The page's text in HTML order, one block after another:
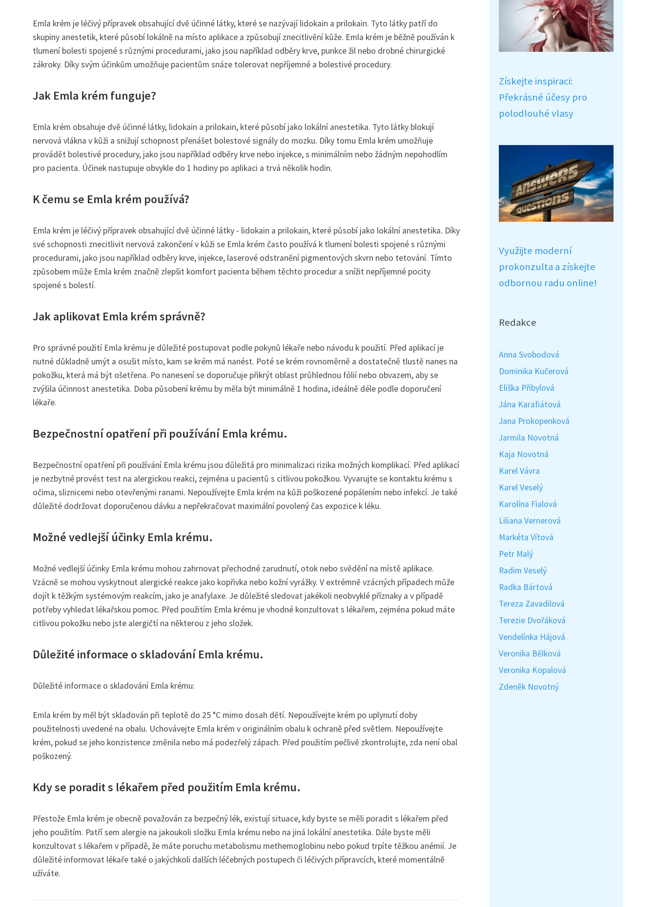
Emla krém je léčivý přípravek obsahující dvě účinné látky, které se nazývají lidokain a prilokain. Tyto látky patří do
skupiny anestetik, které působí lokálně na místo aplikace a způsobují znecitlivění kůže. Emla krém je běžně používán k
tlumení bolesti spojené s různými procedurami, jako jsou například odběry krve, punkce žil nebo drobné chirurgické
zákroky. Díky svým účinkům umožňuje pacientům snáze tolerovat nepříjemné a bolestivé procedury.
Jak Emla krém funguje?
Emla krém obsahuje dvě účinné látky, lidokain a prilokain, které působí jako lokální anestetika. Tyto látky blokují
nervová vlákna v kůži a snižují schopnost přenášet bolestové signály do mozku. Díky tomu Emla krém umožňuje
provádět bolestivé procedury, jako jsou například odběry krve nebo injekce, s minimálním nebo žádným nepohodlím
pro pacienta. Účinek nastupuje obvykle do 1 hodiny po aplikaci a trvá několik hodin.
K čemu se Emla krém používá?
Emla krém je léčivý přípravek obsahující dvě účinné látky - lidokain a prilokain, které působí jako lokální anestetika. Díky
své schopnosti znecitlivit nervová zakončení v kůži se Emla krém často používá k tlumení bolesti spojené s různými
procedurami, jako jsou například odběry krve, injekce, laserové odstranění pigmentových skvrn nebo tetování. Tímto
způsobem může Emla krém značně zlepšit komfort pacienta během těchto procedur a snížit nepříjemné pocity
spojené s bolestí.
Jak aplikovat Emla krém správně?
Pro správné použití Emla krému je důležité postupovat podle pokynů lékaře nebo návodu k použití. Před aplikací je
nutné důkladně umýt a osušit místo, kam se krém má nanést. Poté se krém rovnoměrně a dostatečně tlustě nanes na
pokožku, která má být ošetřena. Po nanesení se doporučuje přikrýt oblast průhlednou fólií nebo obvazem, aby se
zvýšila účinnost anestetika. Doba působení krému by měla být minimálně 1 hodina, ideálně déle podle doporučení
lékaře.
Bezpečnostní opatření při používání Emla krému.
Bezpečnostní opatření při používání Emla krému jsou důležitá pro minimalizaci rizika možných komplikací. Před aplikací
je nezbytné provést test na alergickou reakci, zejména u pacientů s citlivou pokožkou. Vyvarujte se kontaktu krému s
očima, sliznicemi nebo otevřenými ranami. Nepoužívejte Emla krém na kůži poškozené popálením nebo infekcí. Je také
důležité dodržovat doporučenou dávku a nepřekračovat maximální povolený čas expozice k léku.
Možné vedlejší účinky Emla krému.
Možné vedlejší účinky Emla krému mohou zahrnovat přechodné zarudnutí, otok nebo svědění na místě aplikace.
Vzácně se mohou vyskytnout alergické reakce jako kopřivka nebo kožní vyrážky. V extrémně vzácných případech může
dojít k těžkým systémovým reakcím, jako je anafylaxe. Je důležité sledovat jakékoli neobvyklé příznaky a v případě
potřeby vyhledat lékařskou pomoc. Před použitím Emla krému je vhodné konzultovat s lékařem, zejména pokud máte
citlivou pokožku nebo jste alergičtí na některou z jeho složek.
Důležité informace o skladování Emla krému.
Důležité informace o skladování Emla krému:
Emla krém by měl být skladován při teplotě do 25 °C mimo dosah dětí. Nepoužívejte krém po uplynutí doby
použitelnosti uvedené na obalu. Uchovávejte Emla krém v originálním obalu k ochraně před světlem. Nepoužívejte
krém, pokud se jeho konzistence změnila nebo má podezřelý zápach. Před použitím pečlivě zkontrolujte, zda není obal
poškozený.
Kdy se poradit s lékařem před použitím Emla krému.
Přestože Emla krém je obecně považován za bezpečný lék, existují situace, kdy byste se měli poradit s lékařem před
jeho použitím. Patří sem alergie na jakoukoli složku Emla krému nebo na jiná lokální anestetika. Dále byste měli
konzultovat s lékařem v případě, že máte poruchu metabolismu methemoglobinu nebo pokud trpíte těžkou anémií. Je
důležité informovat lékaře také o jakýchkoli dalších léčebných postupech či léčivých přípravcích, které momentálně
užíváte.
Získejte inspiraci:
Překrásné účesy pro
polodlouhé vlasy
Využijte moderní
prokonzulta a získejte
odbornou radu online!
Redakce
Anna Svobodová
Dominika Kučerová
Eliška Přibylová
Jána Karafiátová
Jana Prokopenková
Jarmila Novotná
Kaja Novotná
Karel Vávra
Karel Veselý
Karolína Fialová
Liliana Vernerová
Markéta Vítová
Petr Malý
Radim Veselý
Radka Bártová
Tereza Zavadilová
Terezie Dvořáková
Vendelínka Hájová
Veronika Bělková
Veronika Kopalová
Zdeněk Novotný